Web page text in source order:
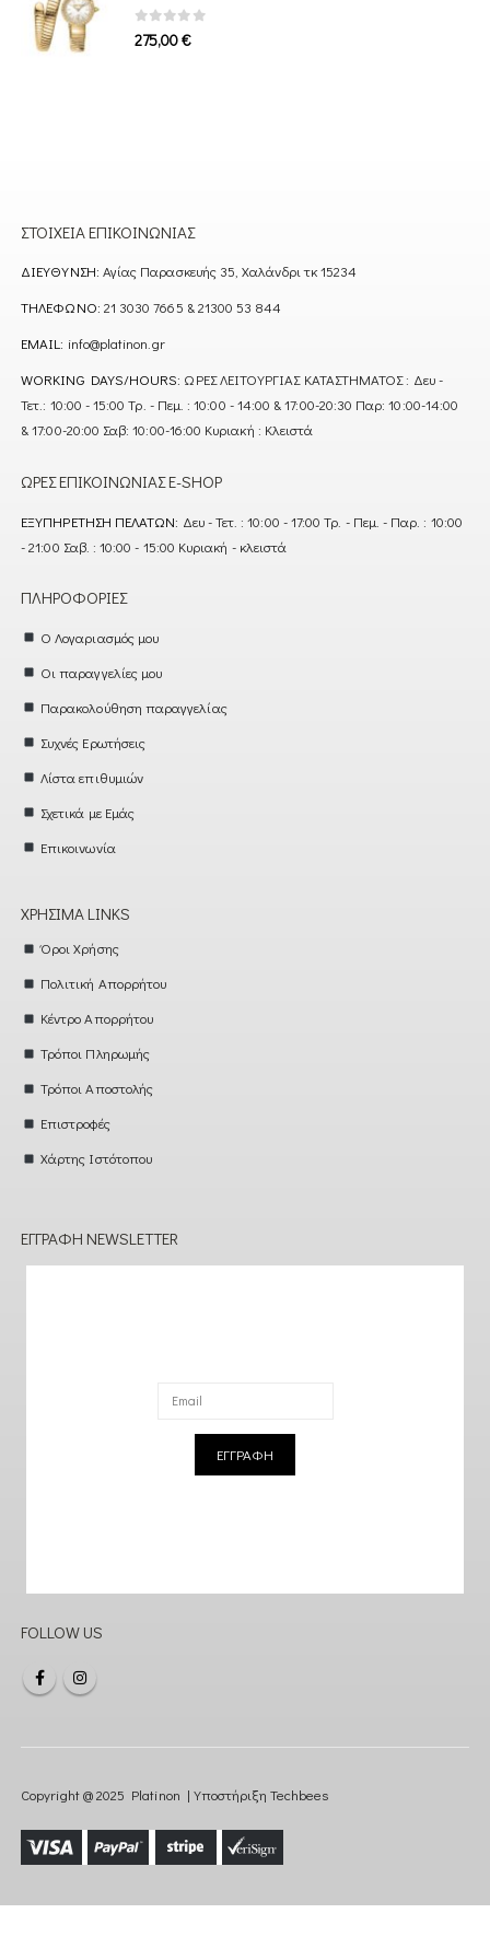
0out of 5
275,00€
ΣΤΟΙΧΕΊΑ ΕΠΙΚΟΙΝΩΝΊΑΣ
ΔΙΕΎΘΥΝΣΗ: Αγίας Παρασκευής 35, Χαλάνδρι τκ 15234
ΤΗΛΈΦΩΝΟ: 21 3030 7665 & 21300 53 844
EMAIL: info@platinon.gr
WORKING DAYS/HOURS: ΩΡΕΣ ΛΕΙΤΟΥΡΓΙΑΣ ΚΑΤΑΣΤΗΜΑΤΟΣ : Δευ -
Τετ.: 10:00 - 15:00 Τρ. - Πεμ. : 10:00 - 14:00 & 17:00-20:30 Παρ: 10:00-14:00
& 17:00-20:00 Σαβ: 10:00-16:00 Κυριακή : Κλειστά
ΏΡΕΣ ΕΠΙΚΟΙΝΩΝΊΑΣ E-SHOP
ΕΞΥΠΗΡΈΤΗΣΗ ΠΕΛΑΤΏΝ: Δευ - Τετ. : 10:00 - 17:00 Τρ. - Πεμ. - Παρ. : 10:00
- 21:00 Σαβ. : 10:00 - 15:00 Κυριακή - κλειστά
ΠΛΗΡΟΦΟΡΊΕΣ
Ο Λογαριασμός μου
Οι παραγγελίες μου
Παρακολούθηση παραγγελίας
Συχνές Ερωτήσεις
Λίστα επιθυμιών
Σχετικά με Εμάς
Επικοινωνία
ΧΡΉΣΙΜΑ LINKS
Όροι Χρήσης
Πολιτική Απορρήτου
Κέντρο Απορρήτου
Τρόποι Πληρωμής
Τρόποι Αποστολής
Επιστροφές
Χάρτης Ιστότοπου
ΕΓΓΡΑΦΉ NEWSLETTER
ΕΓΓΡΑΦΗ
FOLLOW US
Copyright @ 2025 Platinon | Υποστήριξη Techbees